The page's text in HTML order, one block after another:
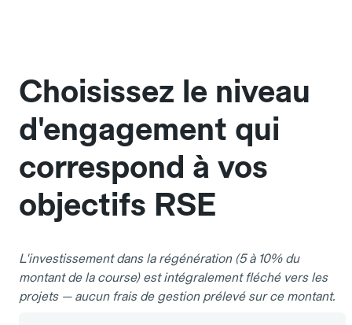
Choisissez le niveau
d'engagement qui
correspond à vos
objectifs RSE
L'investissement dans la régénération (5 à 10% du
montant de la course) est intégralement fléché vers les
projets — aucun frais de gestion prélevé sur ce montant.